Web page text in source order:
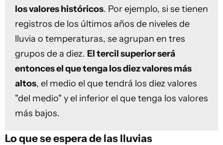
los valores históricos. Por ejemplo, si se tienen
registros de los últimos años de niveles de
lluvia o temperaturas, se agrupan en tres
grupos de a diez. El tercil superior será
entonces el que tenga los diez valores más
altos, el medio el que tendrá los diez valores
"del medio" y el inferior el que tenga los valores
más bajos.
Lo que se espera de las lluvias